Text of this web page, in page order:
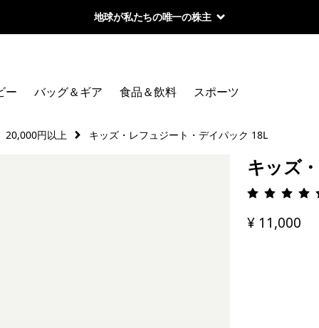
地球が私たちの唯一の株主
ー バッグ＆ギア 食品＆飲料 スポーツ
20,000円以上 キッズ・レフュジート・デイパック 18L
キッズ
評価:
¥ 11,000